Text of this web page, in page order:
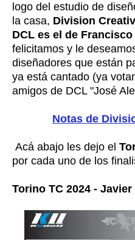
logo del estudio de
la casa, Division
DCL es el de
felicitamos y le
diseñadores que están
ya está cantado (ya
amigos de DCL "José
Notas de
Acá abajo les dejo el
por cada uno de los
Torino TC 2024 - Javier